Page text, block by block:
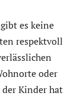
es keine
respektvoll
oder
Kinder hat